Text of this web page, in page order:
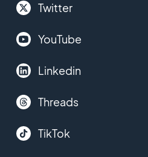
Twitter
YouTube
Linkedin
Threads
TikTok